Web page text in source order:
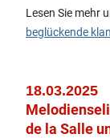
Lesen Sie mehr
beglückende
18.03.2025
de la Salle